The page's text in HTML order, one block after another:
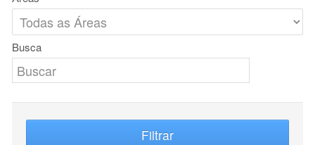
Busca
Filtrar